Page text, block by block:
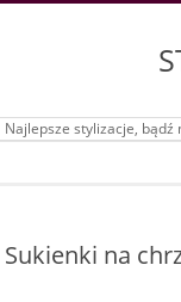
Najlepsze stylizacje,
Sukienki na